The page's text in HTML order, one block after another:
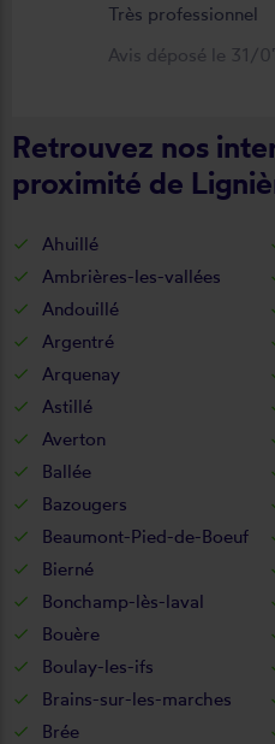
Très professionnel
Avis déposé le 31/
Retrouvez nos
proximité de
Ahuillé
Ambrières-les-vallées
Andouillé
Argentré
Arquenay
Astillé
Averton
Ballée
Bazougers
Beaumont-Pied-de-Boeuf
Bierné
Bonchamp-lès-laval
Bouère
Boulay-les-ifs
Brains-sur-les-marches
Brée